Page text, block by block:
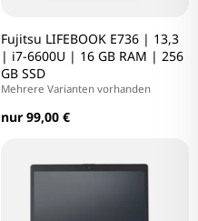
Fujitsu LIFEBOOK E736 | 13,3
| i7-6600U | 16 GB RAM | 256
GB SSD
Mehrere Varianten vorhanden
nur 99,00 €